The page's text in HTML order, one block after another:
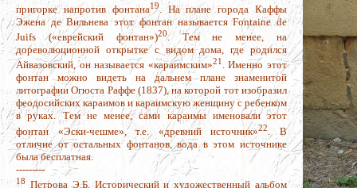
пригорке напротив фонтана19. На плане города Каффы
Эжена де Вильнева этот фонтан называется Fontaine de
Juifs («еврейский фонтан»)20. Тем не менее, на
дореволюционной открытке с видом дома, где родился
Айвазовский, он называется «караимским»21 . Именно этот
фонтан можно видеть на дальнем плане знаменитой
литографии Огюста Раффе (1837), на которой тот изобразил
феодосийских караимов и караимскую женщину с ребенком
в руках. Тем не менее, сами караимы именовали этот
фонтан «Эски-чешме», т.е. «древний источник»22
. В
отличие от остальных фонтанов, вода в этом источнике
была бесплатная.
---------
18 Петрова Э.Б. Исторический и художественный альбом